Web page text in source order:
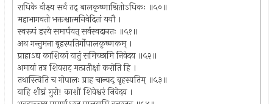
राधिके वीक्ष्य सर्वं तद् बालकृष्णाश्रितोऽधिकः ॥५०॥
महाभागवतो भक्तश्चात्मनिवेदितां ययौ ।
स्वरूपं हरये समार्पयत् सर्वस्वदानतः ॥५१॥
अथ गन्तुमना बृहस्पतिर्गोपालकृष्णकम् ।
प्राहाऽद्य काशिकां यातुं समिच्छामि निवेदय ॥५२॥
अमायां तत्र शिवराट् मत्प्रतीक्षां करोति हि ।
तथास्त्विति च गोपालः प्राह चान्यद् बृहस्पतिम् ॥५३॥
याहि शीघ्रं गुरो! काशीं शिवेश्वरं निवेदय ।